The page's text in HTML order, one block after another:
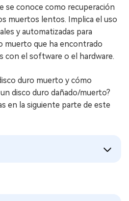
se conoce como recuperación
muertos lentos. Implica el uso
y automatizadas para
muerto que ha encontrado
con el software o el hardware.
duro muerto y cómo
disco duro dañado/muerto?
en la siguiente parte de este